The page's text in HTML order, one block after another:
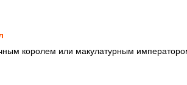
королем или макулатурным